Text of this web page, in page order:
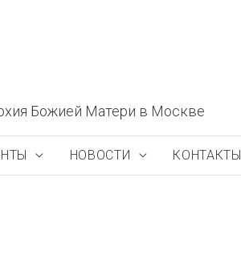
Божией Матери в Москве
НОВОСТИ КОНТАКТЫ